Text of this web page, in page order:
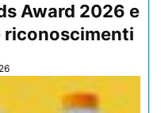
Award 2026 e
riconoscimenti